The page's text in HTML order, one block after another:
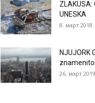
UNESKA
8. март 2018.
NJUJORK
26. март